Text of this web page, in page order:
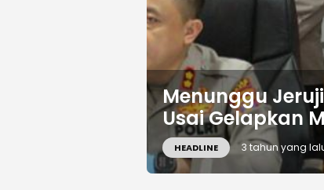
Menunggu
Usai Gelapkan
HEADLINE 3 tahun yang